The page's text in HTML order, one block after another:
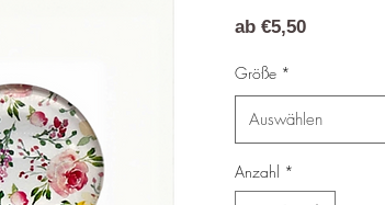
ab €5,50Sale-
Größe *
Auswählen
Anzahl *